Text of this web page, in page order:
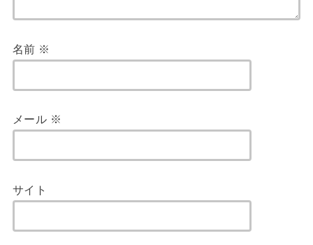
名前 ※
メール ※
サイト